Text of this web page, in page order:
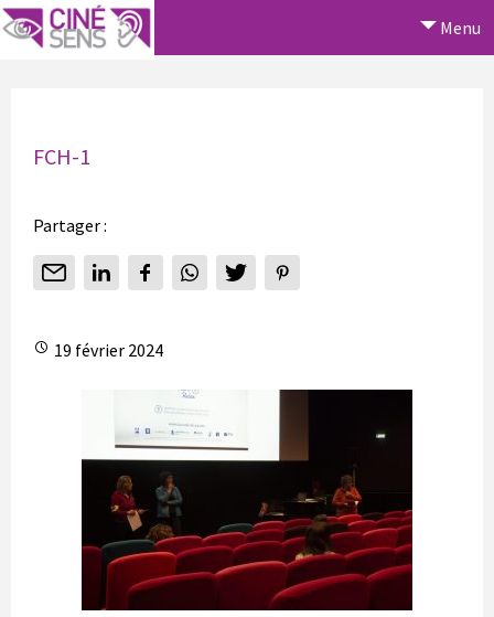
Menu
FCH-1
Partager :
19 février 2024